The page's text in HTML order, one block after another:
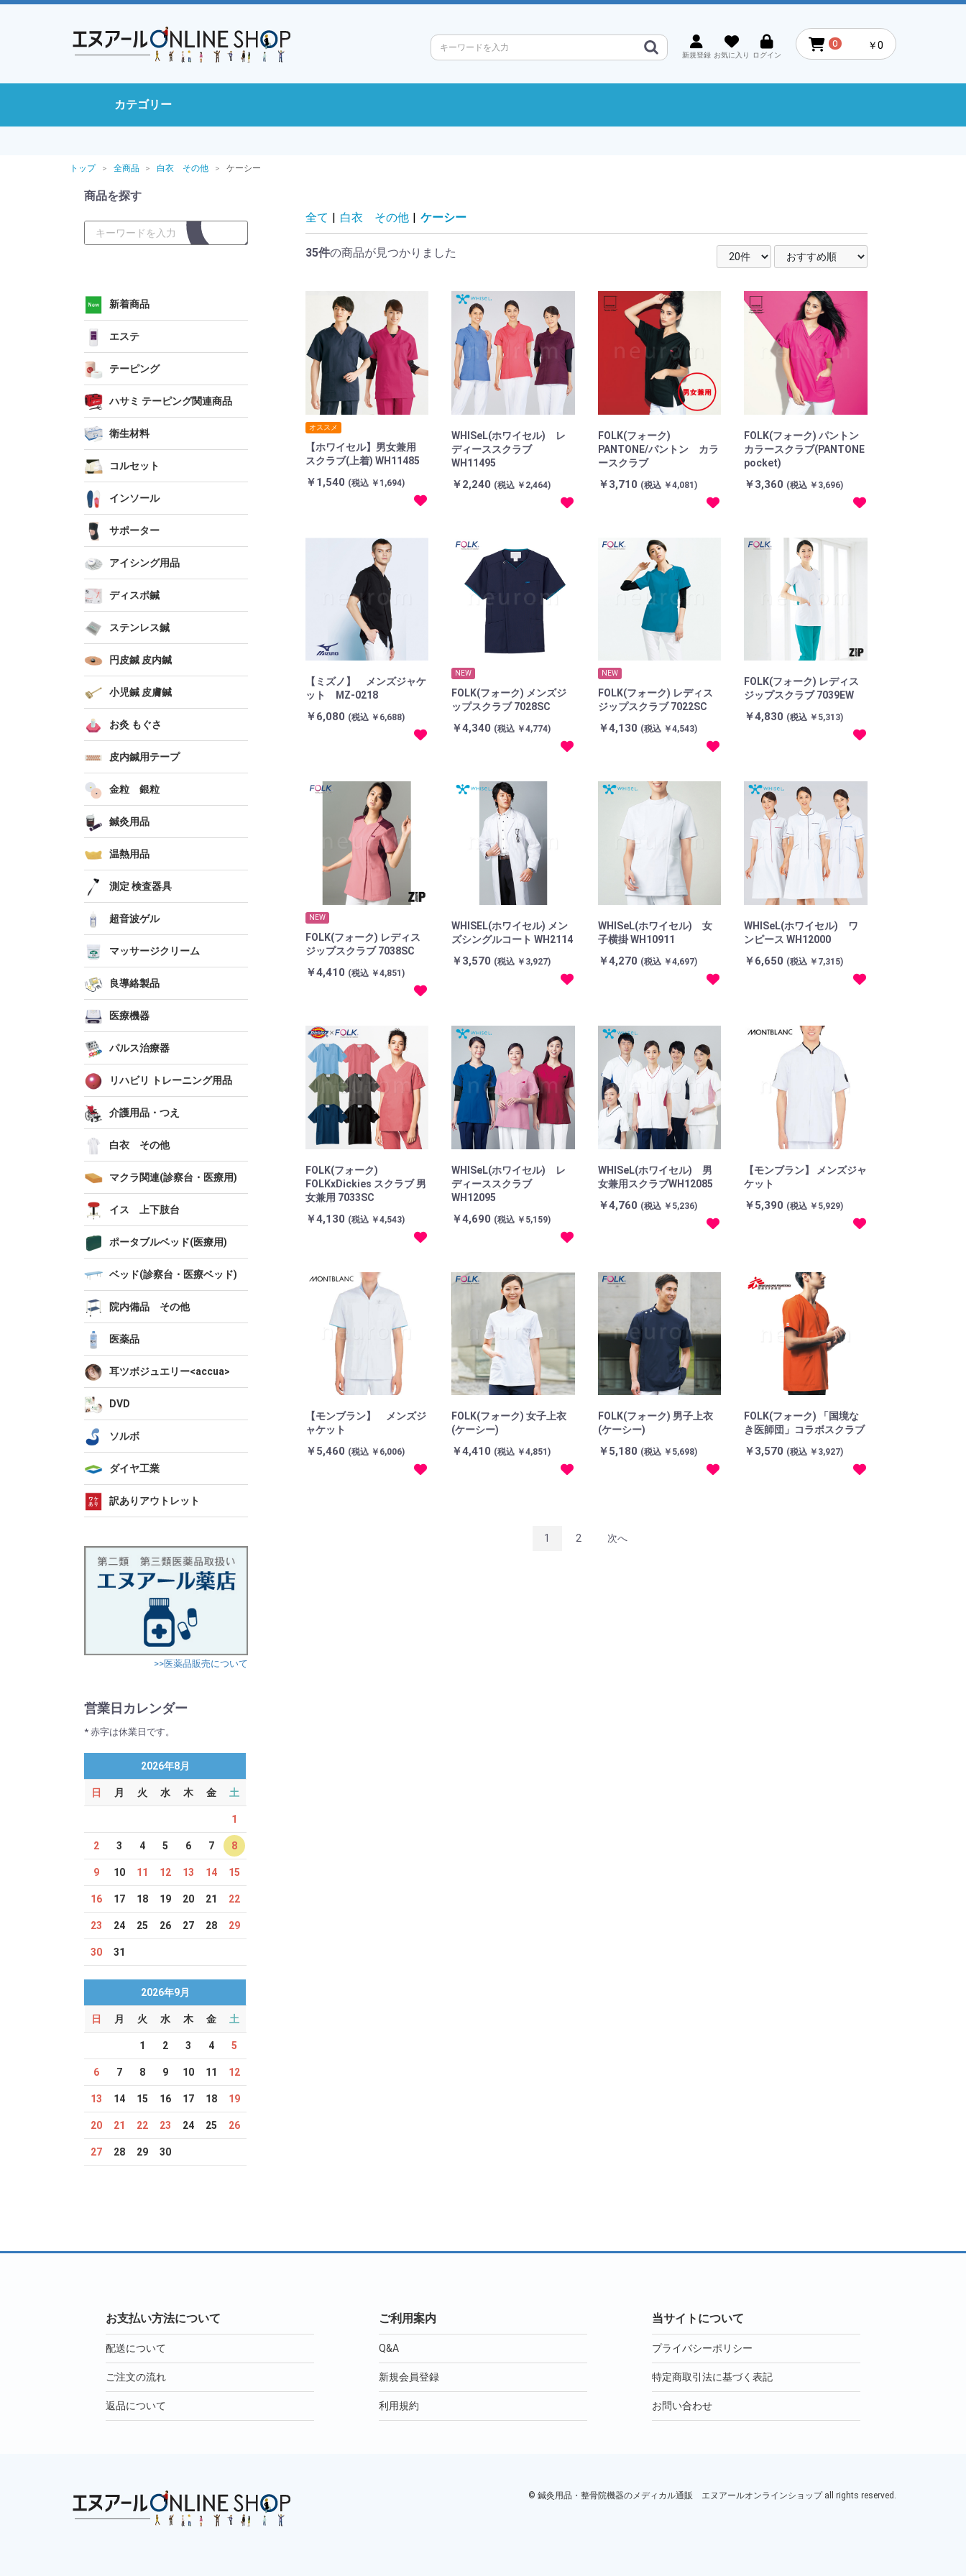
新規登録 お気に入り ログイン
0 ￥0
カテゴリー
トップ 全商品 白衣 その他 ケーシー
商品を探す
新着商品
エステ
テーピング
ハサミ テーピング関連商品
衛生材料
コルセット
インソール
サポーター
アイシング用品
ディスポ鍼
ステンレス鍼
円皮鍼 皮内鍼
小児鍼 皮膚鍼
お灸 もぐさ
皮内鍼用テープ
金粒 銀粒
鍼灸用品
温熱用品
測定 検査器具
超音波ゲル
マッサージクリーム
良導絡製品
医療機器
パルス治療器
リハビリ トレーニング用品
介護用品・つえ
白衣 その他
マクラ関連(診察台・医療用)
イス 上下肢台
ポータブルベッド(医療用)
ベッド(診察台・医療ベッド)
院内備品 その他
医薬品
耳ツボジュエリー<accua>
DVD
ソルボ
ダイヤ工業
訳ありアウトレット
>>医薬品販売について
営業日カレンダー
* 赤字は休業日です。
2026年8月
日 月 火 水 木 金 土
1
2 3 4 5 6 7 8
9 10 11 12 13 14 15
16 17 18 19 20 21 22
23 24 25 26 27 28 29
30 31
2026年9月
日 月 火 水 木 金 土
1 2 3 4 5
6 7 8 9 10 11 12
13 14 15 16 17 18 19
20 21 22 23 24 25 26
27 28 29 30
全て | 白衣 その他 | ケーシー
35件の商品が見つかりました
オススメ
【ホワイセル】男女兼用
スクラブ(上着) WH11485
￥1,540 (税込 ￥1,694)
WHISeL(ホワイセル) レ
ディーススクラブ
WH11495
￥2,240 (税込 ￥2,464)
FOLK(フォーク)
PANTONE/パントン カラ
ースクラブ
￥3,710 (税込 ￥4,081)
FOLK(フォーク) パントン
カラースクラブ(PANTONE
pocket)
￥3,360 (税込 ￥3,696)
【ミズノ】 メンズジャケ
ット MZ-0218
￥6,080 (税込 ￥6,688)
NEW
FOLK(フォーク) メンズジ
ップスクラブ 7028SC
￥4,340 (税込 ￥4,774)
NEW
FOLK(フォーク) レディス
ジップスクラブ 7022SC
￥4,130 (税込 ￥4,543)
FOLK(フォーク) レディス
ジップスクラブ 7039EW
￥4,830 (税込 ￥5,313)
NEW
FOLK(フォーク) レディス
ジップスクラブ 7038SC
￥4,410 (税込 ￥4,851)
WHISEL(ホワイセル) メン
ズシングルコート WH2114
￥3,570 (税込 ￥3,927)
WHISeL(ホワイセル) 女
子横掛 WH10911
￥4,270 (税込 ￥4,697)
WHISeL(ホワイセル) ワ
ンピース WH12000
￥6,650 (税込 ￥7,315)
FOLK(フォーク)
FOLKxDickies スクラブ 男
女兼用 7033SC
￥4,130 (税込 ￥4,543)
WHISeL(ホワイセル) レ
ディーススクラブ
WH12095
￥4,690 (税込 ￥5,159)
WHISeL(ホワイセル) 男
女兼用スクラブWH12085
￥4,760 (税込 ￥5,236)
【モンブラン】 メンズジャ
ケット
￥5,390 (税込 ￥5,929)
【モンブラン】 メンズジ
ャケット
￥5,460 (税込 ￥6,006)
FOLK(フォーク) 女子上衣
(ケーシー)
￥4,410 (税込 ￥4,851)
FOLK(フォーク) 男子上衣
(ケーシー)
￥5,180 (税込 ￥5,698)
FOLK(フォーク) 「国境な
き医師団」コラボスクラブ
￥3,570 (税込 ￥3,927)
1 2 次へ
お支払い方法について
配送について
ご注文の流れ
返品について
ご利用案内
Q&A
新規会員登録
利用規約
当サイトについて
プライバシーポリシー
特定商取引法に基づく表記
お問い合わせ
© 鍼灸用品・整骨院機器のメディカル通販 エヌアールオンラインショップ all rights reserved.